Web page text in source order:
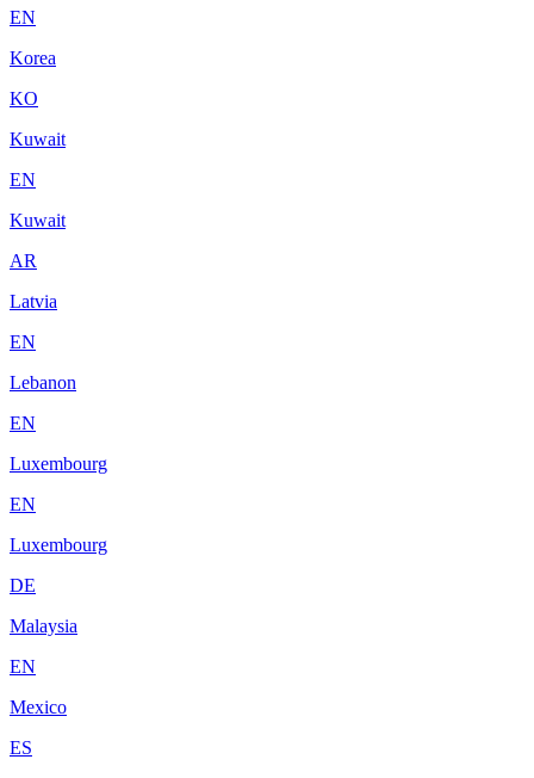
EN
Korea
KO
Kuwait
EN
Kuwait
AR
Latvia
EN
Lebanon
EN
Luxembourg
EN
Luxembourg
DE
Malaysia
EN
Mexico
ES